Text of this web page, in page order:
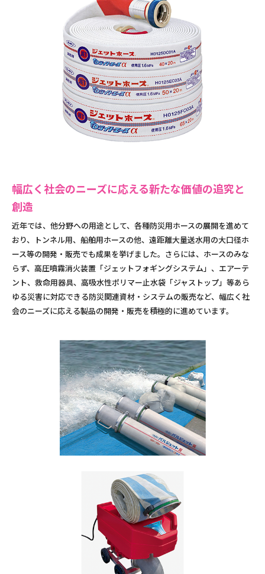
幅広く社会のニーズに応える新たな価値の追究と
創造
近年では、他分野への用途として、各種防災用ホースの展開を進めて
おり、トンネル用、船舶用ホースの他、遠距離大量送水用の大口径ホ
ース等の開発・販売でも成果を挙げました。さらには、ホースのみな
らず、高圧噴霧消火装置「ジェットフォギングシステム」、エアーテ
ント、救命用器具、高吸水性ポリマー止水袋「ジャストップ」等あら
ゆる災害に対応できる防災関連資材・システムの販売など、幅広く社
会のニーズに応える製品の開発・販売を積極的に進めています。